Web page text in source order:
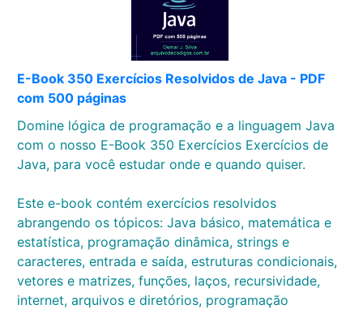
E-Book 350 Exercícios Resolvidos de Java - PDF
com 500 páginas
Domine lógica de programação e a linguagem Java
com o nosso E-Book 350 Exercícios Exercícios de
Java, para você estudar onde e quando quiser.
Este e-book contém exercícios resolvidos
abrangendo os tópicos: Java básico, matemática e
estatística, programação dinâmica, strings e
caracteres, entrada e saída, estruturas condicionais,
vetores e matrizes, funções, laços, recursividade,
internet, arquivos e diretórios, programação